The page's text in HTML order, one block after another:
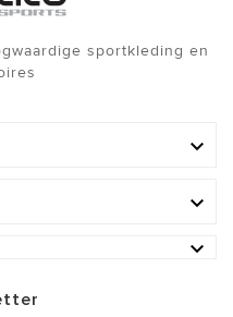
sportkleding en


